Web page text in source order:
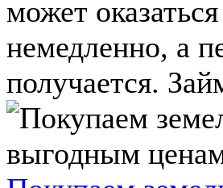
может
немедленно, а
получается.